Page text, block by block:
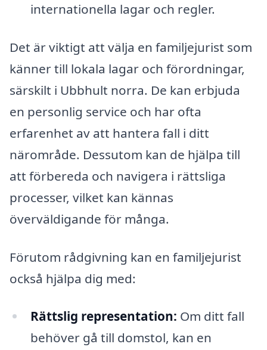
internationella lagar och regler.
Det är viktigt att välja en familjejurist som
känner till lokala lagar och förordningar,
särskilt i Ubbhult norra. De kan erbjuda
en personlig service och har ofta
erfarenhet av att hantera fall i ditt
närområde. Dessutom kan de hjälpa till
att förbereda och navigera i rättsliga
processer, vilket kan kännas
överväldigande för många.
Förutom rådgivning kan en familjejurist
också hjälpa dig med:
Rättslig representation: Om ditt fall
behöver gå till domstol, kan en